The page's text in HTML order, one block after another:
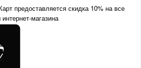
предоставляется скидка 10% на все
магазина